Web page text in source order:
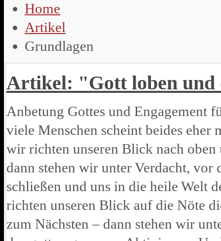
Home
Artikel
Grundlagen
Artikel: "Gott loben und
Anbetung Gottes und Engagement
viele Menschen scheint beides
wir richten unseren Blick nach
dann stehen wir unter Verdacht, vor
schließen und uns in die heile Welt
richten unseren Blick auf die Nöte
zum Nächsten – dann stehen wir